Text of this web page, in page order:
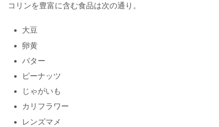
コリンを豊富に含む食品は次の通り。
大豆
卵黄
バター
ピーナッツ
じゃがいも
カリフラワー
レンズマメ